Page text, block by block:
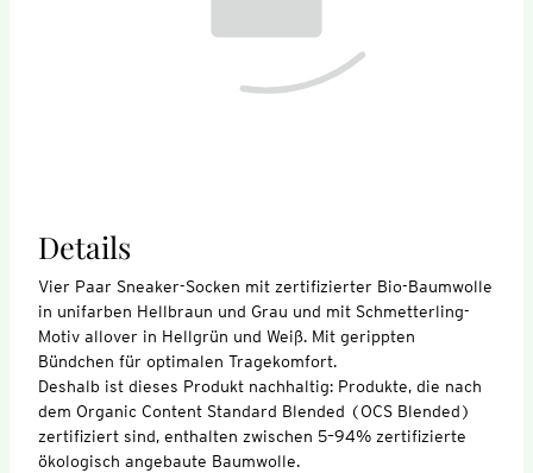
Details
Vier Paar Sneaker-Socken mit zertifizierter Bio-Baumwolle
in unifarben Hellbraun und Grau und mit Schmetterling-
Motiv allover in Hellgrün und Weiß. Mit gerippten
Bündchen für optimalen Tragekomfort.
Deshalb ist dieses Produkt nachhaltig: Produkte, die nach
dem Organic Content Standard Blended (OCS Blended)
zertifiziert sind, enthalten zwischen 5–94% zertifizierte
ökologisch angebaute Baumwolle.